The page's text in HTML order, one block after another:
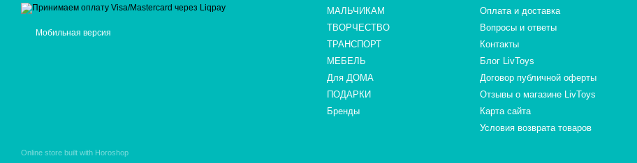
Мобильная версия
Online store built with Horoshop
МАЛЬЧИКАМ
ТВОРЧЕСТВО
ТРАНСПОРТ
МЕБЕЛЬ
Для ДОМА
ПОДАРКИ
Бренды
Оплата и доставка
Вопросы и ответы
Контакты
Блог LivToys
​​​​​​​Договор публичной оферты
Отзывы о магазине LivToys
Карта сайта
Условия возврата товаров